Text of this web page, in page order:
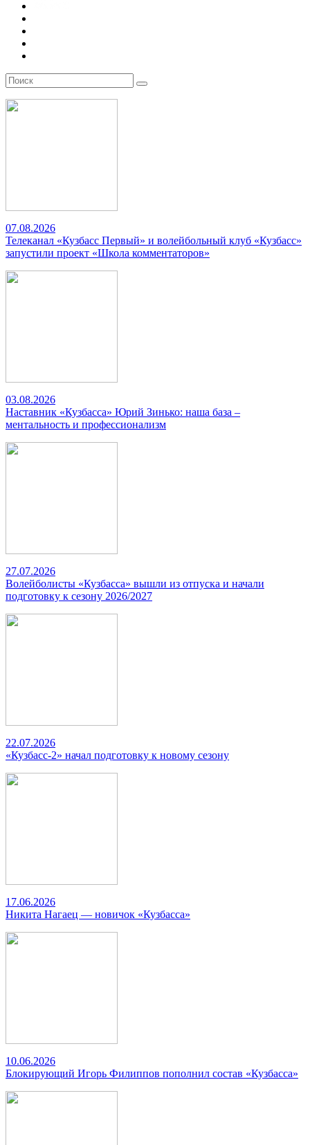
07.08.2026
Телеканал «Кузбасс Первый» и волейбольный клуб «Кузбасс»
запустили проект «Школа комментаторов»
03.08.2026
Наставник «Кузбасса» Юрий Зинько: наша база –
ментальность и профессионализм
27.07.2026
Волейболисты «Кузбасса» вышли из отпуска и начали
подготовку к сезону 2026/2027
22.07.2026
«Кузбасс-2» начал подготовку к новому сезону
17.06.2026
Никита Нагаец — новичок «Кузбасса»
10.06.2026
Блокирующий Игорь Филиппов пополнил состав «Кузбасса»